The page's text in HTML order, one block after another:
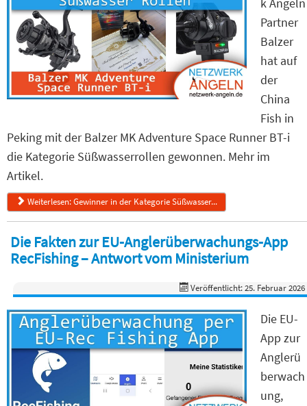
Partner
Balzer
hat auf
der
China
Fish in
Peking mit der Balzer MK Adventure Space Runner BT-i
die Kategorie Süßwasserrollen gewonnen. Mehr im
Artikel.
Weiterlesen: Gewinner in der Kategorie Süßwasser...
Die Fakten zur EU-Anglerüberwachungs-App
RecFishing – Antwort vom Ministerium
Veröffentlicht: 25. Februar 2026
Die EU-
App zur
Anglerü
berwach
ung,